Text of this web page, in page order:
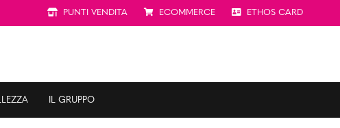
PUNTI VENDITA ECOMMERCE ETHOS CARD
IL GRUPPO